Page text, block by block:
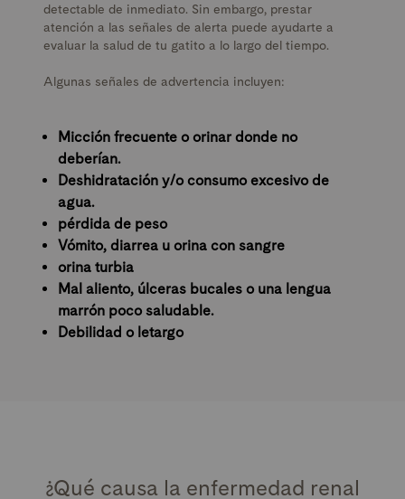
detectable de inmediato. Sin embargo, prestar
atención a las señales de alerta puede ayudarte a
evaluar la salud de tu gatito a lo largo del tiempo.
Algunas señales de advertencia incluyen:
Micción frecuente o orinar donde no
deberían.
Deshidratación y/o consumo excesivo de
agua.
pérdida de peso
Vómito, diarrea u orina con sangre
orina turbia
Mal aliento, úlceras bucales o una lengua
marrón poco saludable.
Debilidad o letargo
¿Qué causa la enfermedad renal